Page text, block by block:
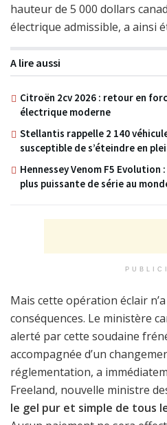
hauteur de 5 000 dollars
électrique admissible, a ainsi
A lire aussi
Citroën 2cv 2026 : retour en
électrique moderne
Stellantis rappelle 2 140
susceptible de s’éteindre en
Hennessey Venom F5
plus puissante de série au
Mais cette opération éclair
conséquences. Le ministère
alerté par cette soudaine
accompagnée d’un
réglementation, a
Freeland, nouvelle ministre
le gel pur et simple de tous